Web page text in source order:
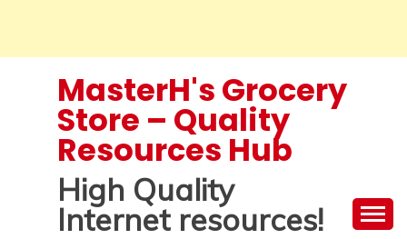
MasterH's Grocery
Store – Quality
Resources Hub
High Quality
Internet resources!